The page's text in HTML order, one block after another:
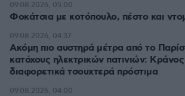
Φοκάτσια με κοτόπουλο, πέστο και
09.08.2026, 05:00
Ακόμη πιο αυστηρά μέτρα από το
κατόχους ηλεκτρικών πατινιών: Κράνος
διαφορετικά τσουχτερά πρόστιμα
09.08.2026, 04:37
09.08.2026, 04:00